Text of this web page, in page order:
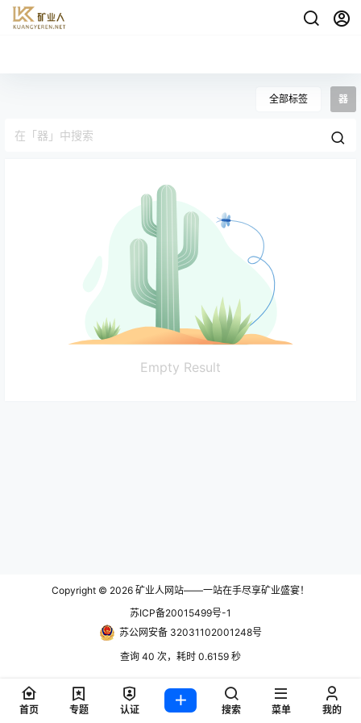
全部标签 器
Empty Result
Copyright © 2026 矿业人网站——一站在手尽享矿业盛宴！
苏ICP备20015499号-1
苏公网安备 32031102001248号
查询 40 次，耗时 0.6159 秒
首页 专题 认证 搜索 菜单 我的